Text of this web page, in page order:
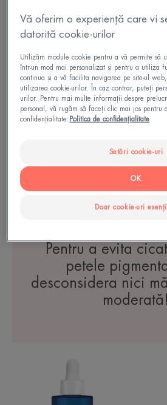
Anti-
imperfecțiuni
Cleanance
Comedomed+ Cremă-gel
Intensivă Anti-imperfecțiuni
PIELEA TA
Pentru a evita
petele
desconsidera nici
moderată!
Intensiv
Vă oferim o experiență care vi
datorită cookie-urilor
Utilizăm module cookie pentru a vă permite să
într-un mod mai personalizat și pentru a utiliza
continua și a vă facilita navigarea pe site-ul
utilizarea cookie-urilor. În caz contrar, puteți
urilor. Pentru mai multe informații despre
personal, vă rugăm să faceți clic mai jos pentru
confidențialitate: Politica de confidențialitate
Setări cookie-uri
Doar cookie-uri
OK